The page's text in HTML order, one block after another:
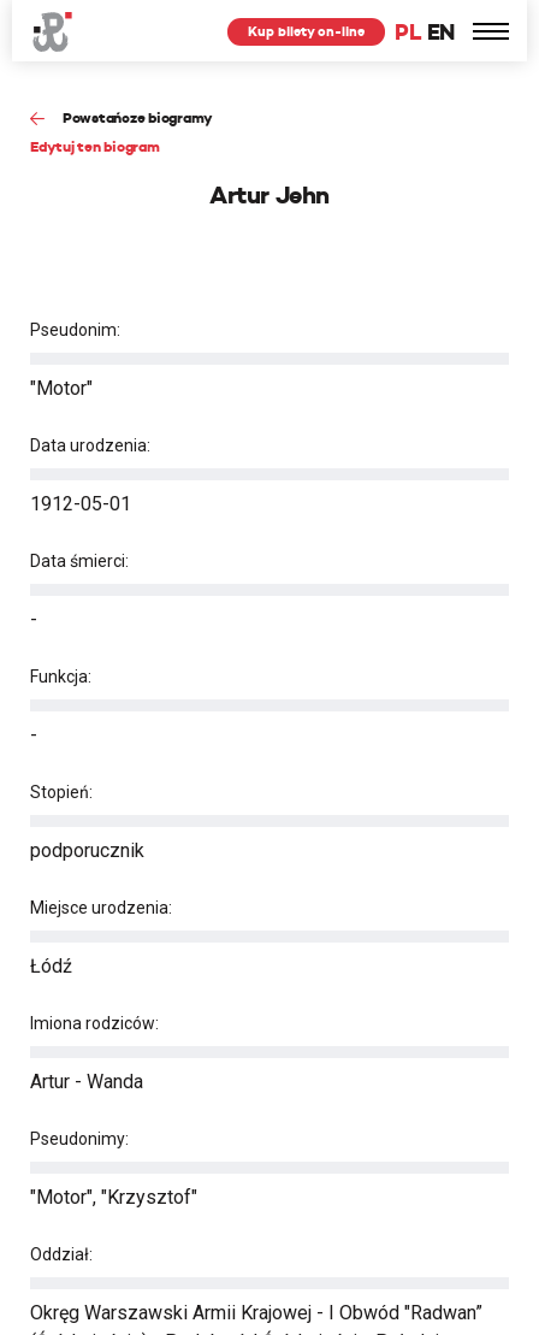
PL EN
Kup bilety on-line
Powstańcze biogramy
Edytuj ten biogram
Artur Jehn
Pseudonim:
"Motor"
Data urodzenia:
1912-05-01
Data śmierci:
-
Funkcja:
-
Stopień:
podporucznik
Miejsce urodzenia:
Łódź
Imiona rodziców:
Artur - Wanda
Pseudonimy:
"Motor", "Krzysztof"
Oddział:
Okręg Warszawski Armii Krajowej - I Obwód "Radwan”